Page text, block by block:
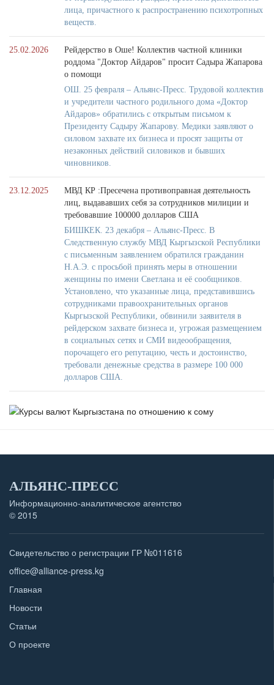
лица, причастного к распространению психотропных
веществ.
25.02.2026
Рейдерство в Оше! Коллектив частной клиники
роддома "Доктор Айдаров" просит Садыра Жапарова
о помощи
ОШ. 25 февраля – Альянс-Пресс. Трудовой коллектив
и учредители частного родильного дома «Доктор
Айдаров» обратились с открытым письмом к
Президенту Садыру Жапарову. Медики заявляют о
силовом захвате их бизнеса и просят защиты от
незаконных действий силовиков и бывших
чиновников.
23.12.2025
МВД КР :Пресечена противоправная деятельность
лиц, выдававших себя за сотрудников милиции и
требовавшие 100000 долларов США
БИШКЕК. 23 декабря – Альянс-Пресс. В
Следственную службу МВД Кыргызской Республики
с письменным заявлением обратился гражданин
Н.А.Э. с просьбой принять меры в отношении
женщины по имени Светлана и её сообщников.
Установлено, что указанные лица, представившись
сотрудниками правоохранительных органов
Кыргызской Республики, обвинили заявителя в
рейдерском захвате бизнеса и, угрожая размещением
в социальных сетях и СМИ видеообращения,
порочащего его репутацию, честь и достоинство,
требовали денежные средства в размере 100 000
долларов США.
АЛЬЯНС-ПРЕСС
Информационно-аналитическое агентство
© 2015
Свидетельство о регистрации ГР №011616
office@alliance-press.kg
Главная
Новости
Статьи
О проекте